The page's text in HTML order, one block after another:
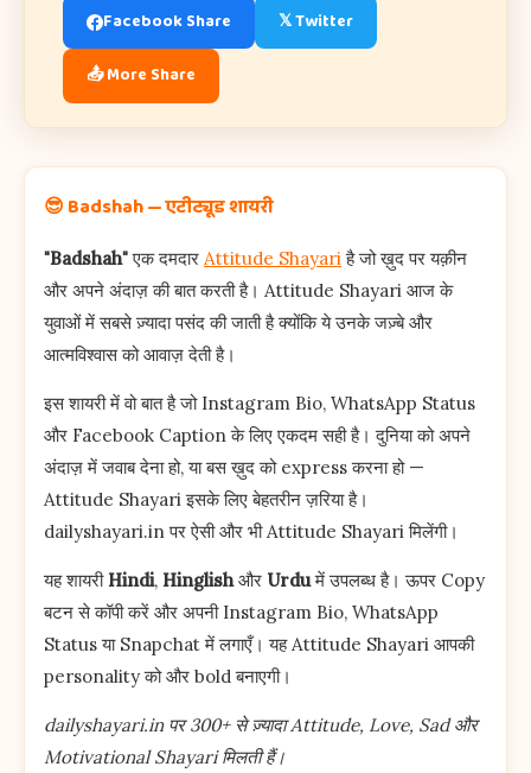
Facebook Share 𝕏 Twitter
📤 More Share
😎 Badshah — एटीट्यूड शायरी
"Badshah"एक दमदार Attitude Shayariहै जो ख़ुद पर यक़ीन
और अपने अंदाज़ की बात करती है। Attitude Shayari आज के
युवाओं में सबसे ज़्यादा पसंद की जाती है क्योंकि ये उनके जज़्बे और
आत्मविश्वास को आवाज़ देती है।
इस शायरी में वो बात है जो Instagram Bio, WhatsApp Status
और Facebook Caption के लिए एकदम सही है। दुनिया को अपने
अंदाज़ में जवाब देना हो, या बस ख़ुद को express करना हो —
Attitude Shayari इसके लिए बेहतरीन ज़रिया है।
dailyshayari.in पर ऐसी और भी Attitude Shayari मिलेंगी।
यह शायरी Hindi, Hinglishऔर Urduमें उपलब्ध है। ऊपर Copy
बटन से कॉपी करें और अपनी Instagram Bio, WhatsApp
Status या Snapchat में लगाएँ। यह Attitude Shayari आपकी
personality को और bold बनाएगी।
dailyshayari.in पर 300+ से ज़्यादा Attitude, Love, Sad और
Motivational Shayari मिलती हैं।